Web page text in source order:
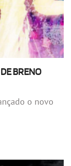
BRENO
o novo